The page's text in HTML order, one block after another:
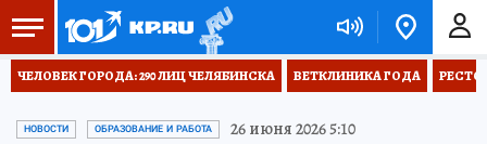
ЧЕЛОВЕК ГОРОДА: 290 ЛИЦ ЧЕЛЯБИНСКА ВЕТКЛИНИКА ГОДА
НОВОСТИ ОБРАЗОВАНИЕ И РАБОТА 26 июня 2026 5:10